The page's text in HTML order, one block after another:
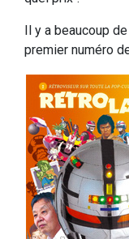
Il y a beaucoup
premier numéro